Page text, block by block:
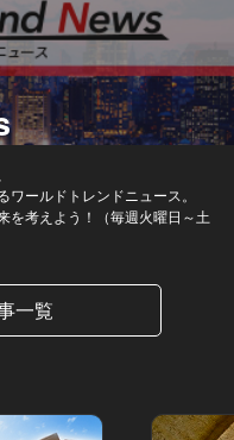
ールドトレンドニュース。
を考えよう！（毎週火曜日～土
一覧